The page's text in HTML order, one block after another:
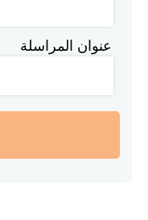
عنوان المراسلة